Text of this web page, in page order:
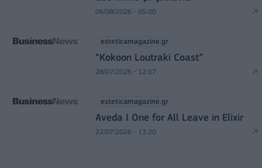
06/08/2026 - 05:00
esteticamagazine.gr
“Kokoon Loutraki Coast”
28/07/2026 - 12:07
esteticamagazine.gr
Aveda I One for All Leave in Elixir
22/07/2026 - 13:20